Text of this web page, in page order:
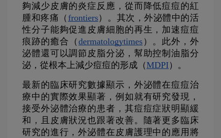
夠減少皮膚的炎症反應，從而降低痘痘的紅
腫和疼痛（ frontiers）。其次，外泌體中的活
性分子能夠促進皮膚細胞的再生，加速痘痘
痕跡的癒合（ dermatologytimes ）。此外，外
泌體還可以調節皮脂分泌，幫助控制油脂分
泌，從根本上減少痘痘的形成（MDPI ）。
最新的臨床研究數據顯示，外泌體在痘痘治
療中的實際效果顯著，例如就有研究發現，
接受外泌體治療的患者，其痘痘症狀明顯緩
和，且皮膚狀況也跟著改善。隨著更多臨床
研究的進行，外泌體在皮膚護理中的應用將